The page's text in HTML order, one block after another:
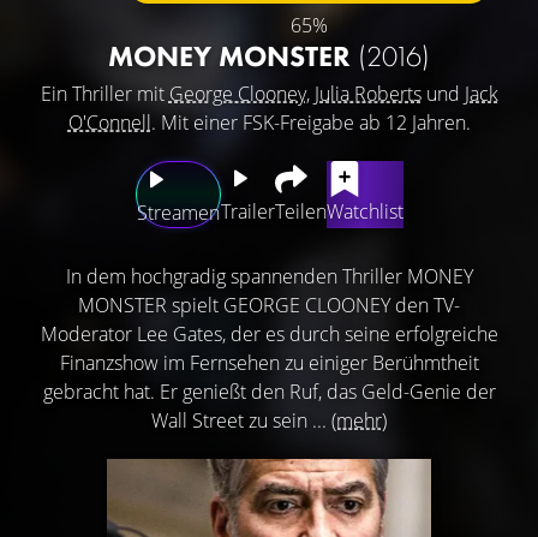
65%
MONEY MONSTER (2016)
Ein Thriller mit George Clooney, Julia Robertsund Jack
O'Connell. Mit einer FSK-Freigabe ab 12 Jahren.
StreamenTrailerTeilenWatchlist
In dem hochgradig spannenden Thriller MONEY
MONSTER spielt GEORGE CLOONEY den TV-
Moderator Lee Gates, der es durch seine erfolgreiche
Finanzshow im Fernsehen zu einiger Berühmtheit
gebracht hat. Er genießt den Ruf, das Geld-Genie der
Wall Street zu sein ... (mehr)